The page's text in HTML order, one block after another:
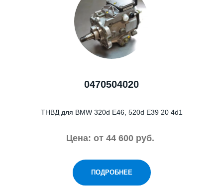
0470504020
ТНВД для BMW 320d E46, 520d E39 20 4d1
Цена: от 44 600 руб.
ПОДРОБНЕЕ